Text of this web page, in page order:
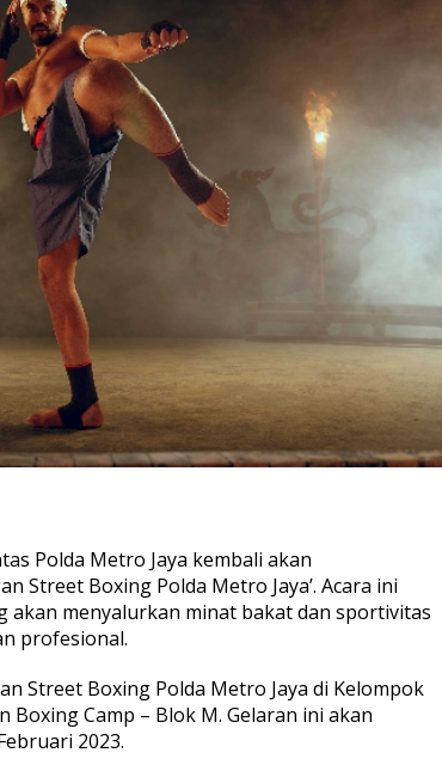
Polda Metro Jaya kembali akan
Street Boxing Polda Metro Jaya’. Acara ini
akan menyalurkan minat bakat dan sportivitas
profesional.
Street Boxing Polda Metro Jaya di Kelompok
Boxing Camp – Blok M. Gelaran ini akan
2023.